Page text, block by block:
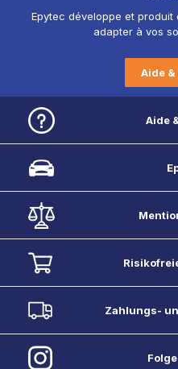
Epytec développe et produit
adapter à vos
Aide
Aide
Zahlungs-